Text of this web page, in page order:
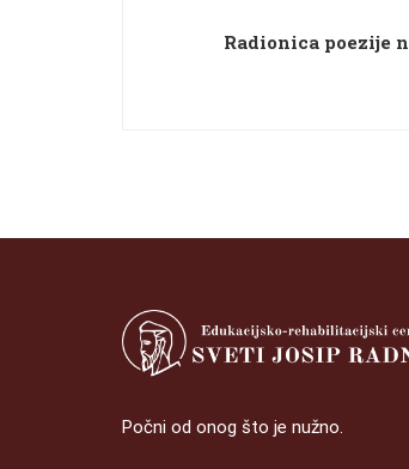
Radionica poezije
Počni od onog što je nužno.